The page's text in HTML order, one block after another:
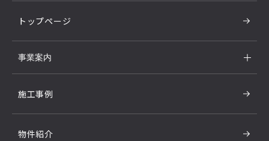
トップページ
事業案内
施工事例
物件紹介